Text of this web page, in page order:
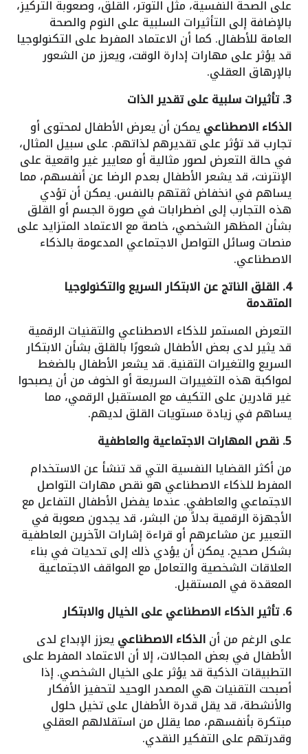
على الصحة النفسية، مثل التوتر، القلق، وصعوبة التركيز،
بالإضافة إلى التأثيرات السلبية على النوم والصحة
العامة للأطفال. كما أن الاعتماد المفرط على التكنولوجيا
قد يؤثر على مهارات إدارة الوقت، ويعزز من الشعور
بالإرهاق العقلي.
3. تأثيرات سلبية على تقدير الذات
الذكاء الاصطناعييمكن أن يعرض الأطفال لمحتوى أو
تجارب قد تؤثر على تقديرهم لذاتهم. على سبيل المثال،
في حالة التعرض لصور مثالية أو معايير غير واقعية على
الإنترنت، قد يشعر الأطفال بعدم الرضا عن أنفسهم، مما
يساهم في انخفاض ثقتهم بالنفس. يمكن أن تؤدي
هذه التجارب إلى اضطرابات في صورة الجسم أو القلق
بشأن المظهر الشخصي، خاصة مع الاعتماد المتزايد على
منصات وسائل التواصل الاجتماعي المدعومة بالذكاء
الاصطناعي.
4. القلق الناتج عن الابتكار السريع والتكنولوجيا
المتقدمة
التعرض المستمر للذكاء الاصطناعي والتقنيات الرقمية
قد يثير لدى بعض الأطفال شعورًا بالقلق بشأن الابتكار
السريع والتغيرات التقنية. قد يشعر الأطفال بالضغط
لمواكبة هذه التغييرات السريعة أو الخوف من أن يصبحوا
غير قادرين على التكيف مع المستقبل الرقمي، مما
يساهم في زيادة مستويات القلق لديهم.
5. نقص المهارات الاجتماعية والعاطفية
من أكثر القضايا النفسية التي قد تنشأ عن الاستخدام
المفرط للذكاء الاصطناعي هو نقص مهارات التواصل
الاجتماعي والعاطفي. عندما يفضل الأطفال التفاعل مع
الأجهزة الرقمية بدلاً من البشر، قد يجدون صعوبة في
التعبير عن مشاعرهم أو قراءة إشارات الآخرين العاطفية
بشكل صحيح. يمكن أن يؤدي ذلك إلى تحديات في بناء
العلاقات الشخصية والتعامل مع المواقف الاجتماعية
المعقدة في المستقبل.
6. تأثير الذكاء الاصطناعي على الخيال والابتكار
على الرغم من أنالذكاء الاصطناعييعزز الإبداع لدى
الأطفال في بعض المجالات، إلا أن الاعتماد المفرط على
التطبيقات الذكية قد يؤثر على الخيال الشخصي. إذا
أصبحت التقنيات هي المصدر الوحيد لتحفيز الأفكار
والأنشطة، قد يقل قدرة الأطفال على تخيل حلول
مبتكرة بأنفسهم، مما يقلل من استقلالهم العقلي
وقدرتهم على التفكير النقدي.